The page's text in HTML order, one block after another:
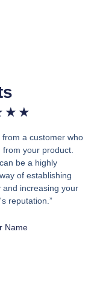
★ ★
from a customer who
from your product.
be a highly
of establishing
and increasing your
reputation.”
Name